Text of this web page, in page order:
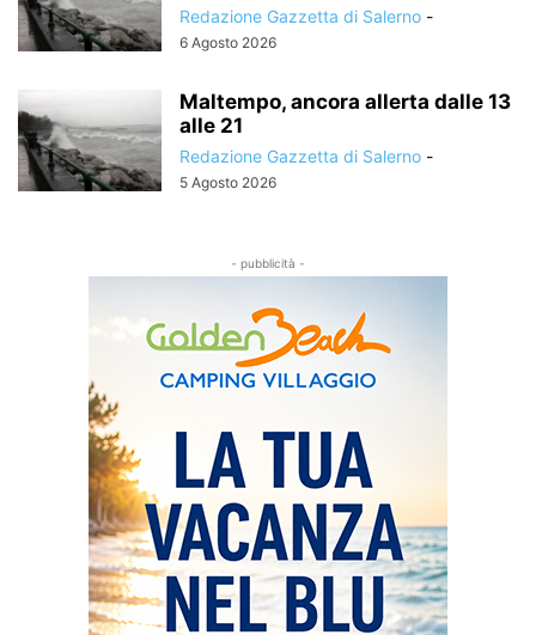
Redazione Gazzetta di Salerno -
6 Agosto 2026
Maltempo, ancora allerta dalle 13
alle 21
Redazione Gazzetta di Salerno -
5 Agosto 2026
- pubblicità -